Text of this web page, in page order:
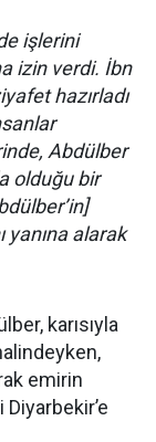
işlerini
izin verdi. İbn
hazırladı
Abdülber
olduğu bir
yanına alarak
karısıyla
emirin
Diyarbekir’e